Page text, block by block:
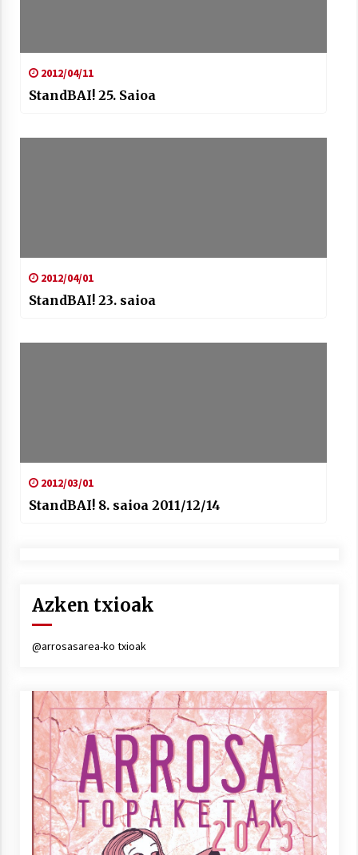
2012/04/11
StandBAI! 25. Saioa
2012/04/01
StandBAI! 23. saioa
2012/03/01
StandBAI! 8. saioa 2011/12/14
Azken txioak
@arrosasarea-ko txioak